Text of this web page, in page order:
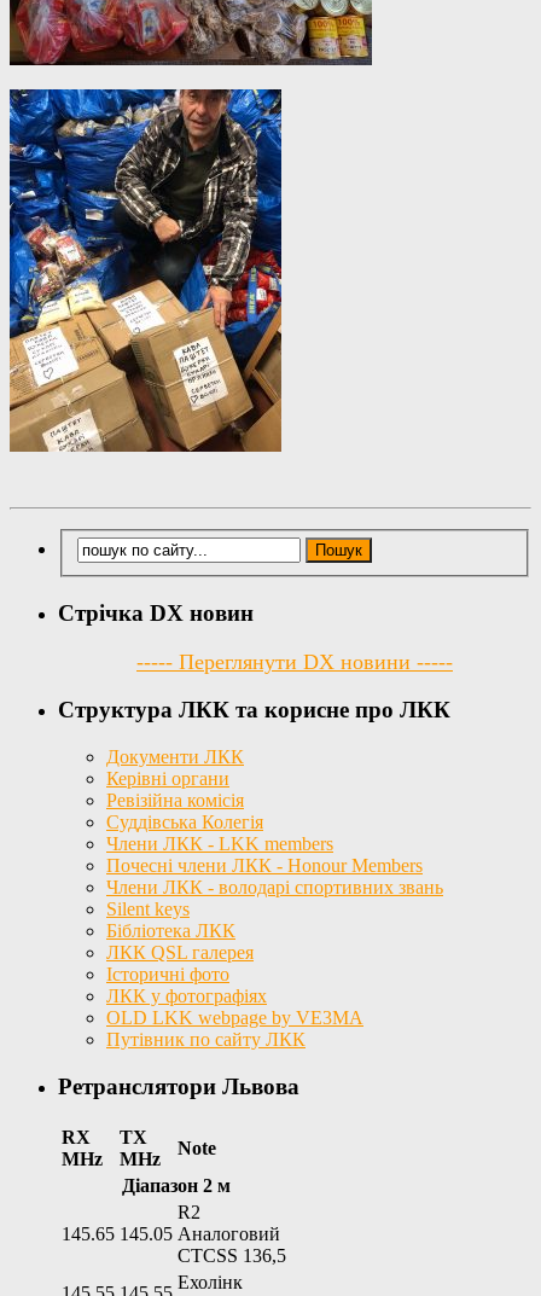
Стрічка DX новин
----- Переглянути DX новини -----
Структура ЛКК та корисне про ЛКК
Документи ЛКК
Керівні органи
Ревізійна комісія
Суддівська Колегія
Члени ЛКК - LKK members
Почесні члени ЛКК - Honour Members
Члени ЛКК - володарі спортивних звань
Silent keys
Бібліотека ЛКК
ЛКК QSL галерея
Історичні фото
ЛКК у фотографіях
OLD LKK webpage by VE3MA
Путівник по сайту ЛКК
Ретранслятори Львова
RX
MHz
TX
MHz
Note
Діапазон 2 м
145.65 145.05
R2
Аналоговий
CTCSS 136,5
Ехолінк